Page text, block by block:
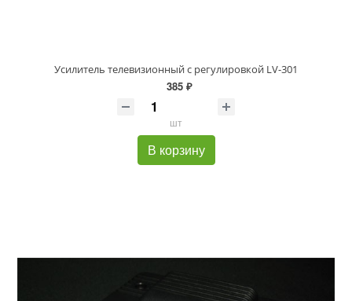
Усилитель телевизионный с регулировкой LV-301
385 ₽
шт
В корзину